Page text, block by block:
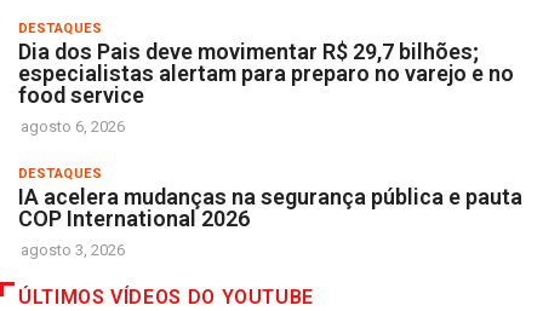
DESTAQUES
Dia dos Pais deve movimentar R$ 29,7 bilhões;
especialistas alertam para preparo no varejo e no
food service
agosto 6, 2026
DESTAQUES
IA acelera mudanças na segurança pública e pauta
COP International 2026
agosto 3, 2026
ÚLTIMOS VÍDEOS DO YOUTUBE